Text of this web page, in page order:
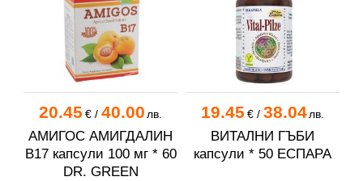
20.45 €/ 40.00 лв.
АМИГОС АМИГДАЛИН
B17 капсули 100 мг * 60
DR. GREEN
19.45 €/ 38.04лв.
ВИТАЛНИ ГЪБИ
капсули * 50 ЕСПАРА